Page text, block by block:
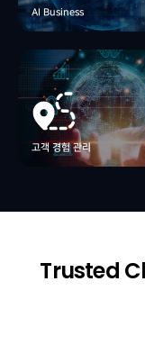
AI Business
클루커스의 인공지능 서비스는 고객이
창출할 수 있도록 비즈니스에 데이터와 AI
지원합니다.
고객 경험 관리
고객 경험 관리
클루커스는 5A 최적화 프레임워크를 사
고객여정을 효율적으로 관리하는 전략을
Trusted